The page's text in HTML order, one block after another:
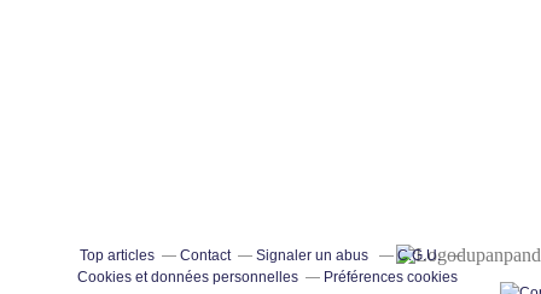
Top articles Contact Signaler un abus
C.G.U.
Cookies et données personnelles
Préférences cookies